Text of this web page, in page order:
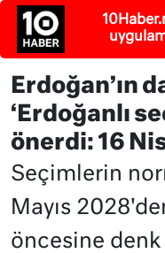
Erdoğan’ın
‘Erdoğanlı
önerdi: 16
Seçimlerin
Mayıs
öncesine